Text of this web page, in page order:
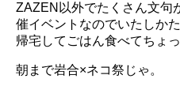
ZAZEN以外でたくさん文句
催イベントなのでいたしかた
帰宅してごはん食べてちょ
朝まで岩合×ネコ祭じゃ。